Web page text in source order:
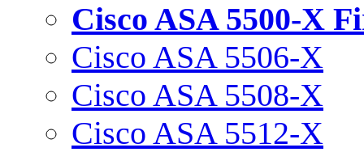
Cisco ASA 5500-X
Cisco ASA 5506-X
Cisco ASA 5508-X
Cisco ASA 5512-X